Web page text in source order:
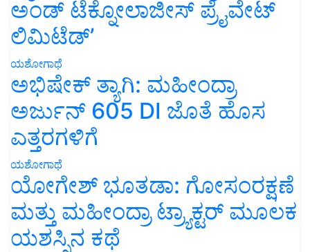
ಅಂಡ್ ಟೆಕ್ನೋಲಾಜೀಸ್ ಪ್ರೈವೇಟ್
ಲಿಮಿಟೆಡ್’
ಯಶೋಗಾಥೆ
ಅಭಿಷೇಕ್ ತ್ಯಾಗಿ: ಮಹೀಂದ್ರಾ
ಅರ್ಜುನ್ 605 DI ಜೊತೆ ಹೊಸ
ಎತ್ತರಗಳಿಗೆ
ಯಶೋಗಾಥೆ
ಯೋಗೇಶ್ ಭೂತಡಾ: ಗೋಸಂರಕ್ಷಣೆ
ಮತ್ತು ಮಹೀಂದ್ರಾ ಟ್ರ್ಯಾಕ್ಟರ್ ಮೂಲಕ
ಯಶಸ್ಸಿನ ಕಥೆ